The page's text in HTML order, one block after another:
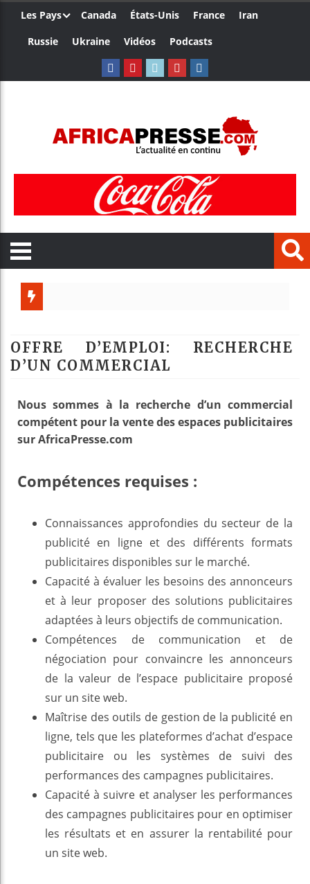
Les Pays Canada États-Unis France
Iran
Russie
Ukraine Vidéos Podcasts
OFFRE D’EMPLOI: RECHERCHE
D’UN COMMERCIAL
Nous sommes à la recherche d’un commercial
compétent pour la vente des espaces publicitaires
sur AfricaPresse.com
Compétences requises :
Connaissances approfondies du secteur de la
publicité en ligne et des différents formats
publicitaires disponibles sur le marché.
Capacité à évaluer les besoins des annonceurs
et à leur proposer des solutions publicitaires
adaptées à leurs objectifs de communication.
Compétences de communication et de
négociation pour convaincre les annonceurs
de la valeur de l’espace publicitaire proposé
sur un site web.
Maîtrise des outils de gestion de la publicité en
ligne, tels que les plateformes d’achat d’espace
publicitaire ou les systèmes de suivi des
performances des campagnes publicitaires.
Capacité à suivre et analyser les performances
des campagnes publicitaires pour en optimiser
les résultats et en assurer la rentabilité pour
un site web.